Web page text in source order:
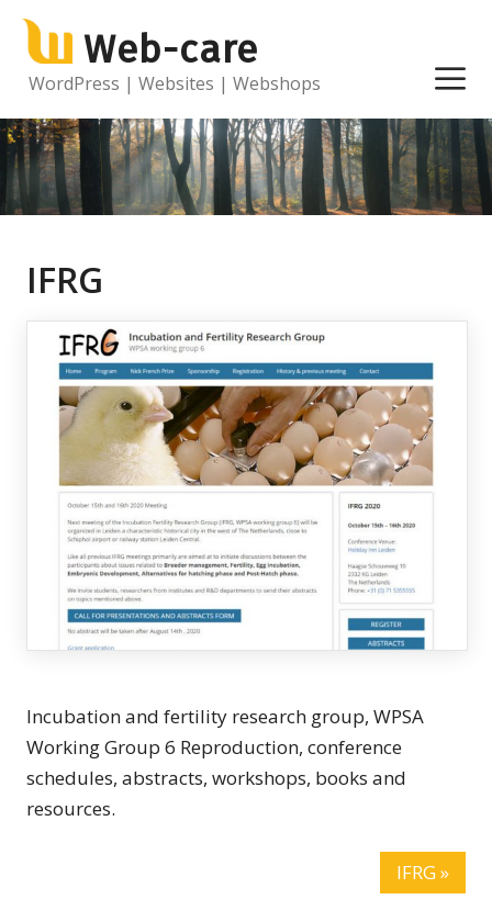
Ga
naar
Web-care
WordPress | Websites | Webshops
IFRG
Incubation and fertility research group, WPSA
Working Group 6 Reproduction, conference
schedules, abstracts, workshops, books and
resources.
IFRG »